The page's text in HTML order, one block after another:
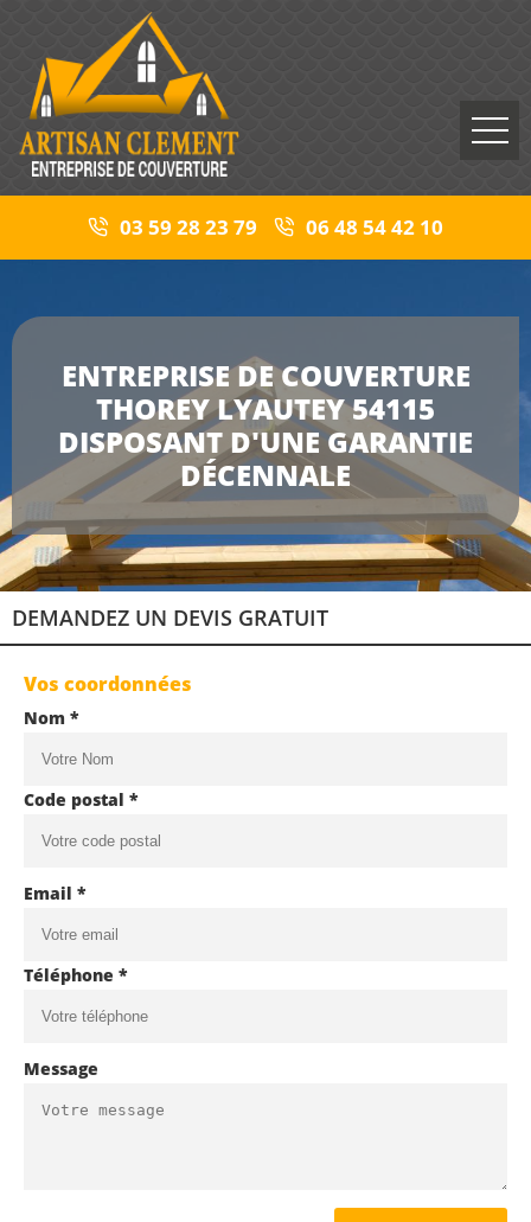
03 59 28 23 79 06 48 54 42 10
ENTREPRISE DE COUVERTURE
THOREY LYAUTEY 54115
DISPOSANT D'UNE GARANTIE
DÉCENNALE
DEMANDEZ UN DEVIS GRATUIT
Vos coordonnées
Nom *
Code postal *
Email *
Téléphone *
Message